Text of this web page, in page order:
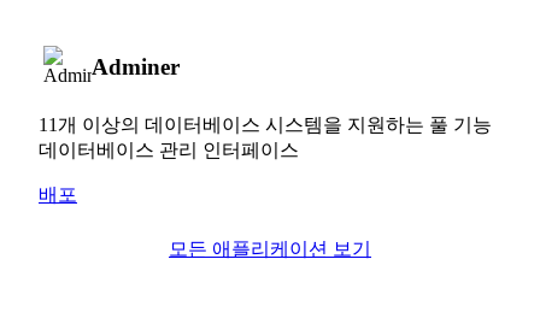
Adminer
11개 이상의 데이터베이스 시스템을 지원하는 풀 기능
데이터베이스 관리 인터페이스
배포
모든 애플리케이션 보기